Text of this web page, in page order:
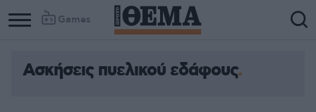
Games
Ασκήσεις πυελικού εδάφους